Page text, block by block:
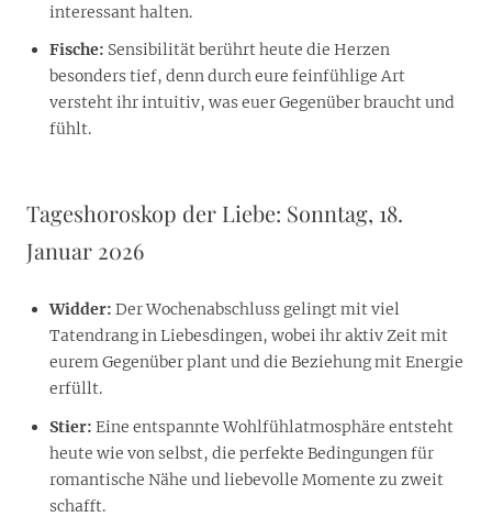
interessant halten.
Fische: Sensibilität berührt heute die Herzen
besonders tief, denn durch eure feinfühlige Art
versteht ihr intuitiv, was euer Gegenüber braucht und
fühlt.
Tageshoroskop der Liebe: Sonntag, 18.
Januar 2026
Widder: Der Wochenabschluss gelingt mit viel
Tatendrang in Liebesdingen, wobei ihr aktiv Zeit mit
eurem Gegenüber plant und die Beziehung mit Energie
erfüllt.
Stier: Eine entspannte Wohlfühlatmosphäre entsteht
heute wie von selbst, die perfekte Bedingungen für
romantische Nähe und liebevolle Momente zu zweit
schafft.